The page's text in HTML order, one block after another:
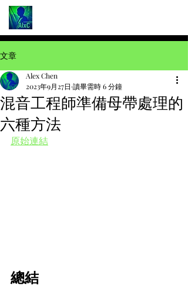
文章
混音工程師準備母帶處理的
六種方法
Alex Chen
2023年9月27日 讀畢需時 6 分鐘
原始連結
總結